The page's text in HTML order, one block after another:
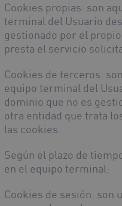
Cookies propias: son
terminal del Usuario
gestionado por el
presta el servicio
Cookies de terceros:
equipo terminal del
dominio que no es
otra entidad que trata
las cookies.
Según el plazo de
en el equipo terminal:
Cookies de sesión: son